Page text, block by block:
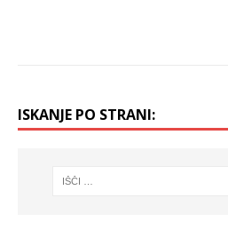
ISKANJE PO STRANI: